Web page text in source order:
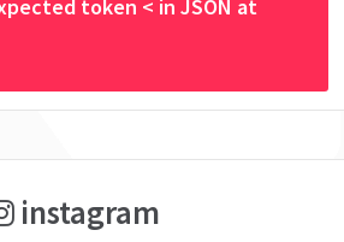
instagram